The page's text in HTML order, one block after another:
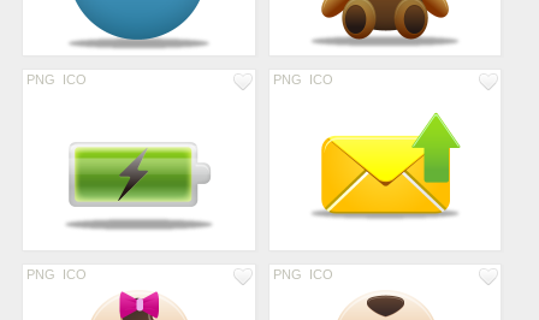
PNG ICO PNG ICO
PNG ICO PNG ICO